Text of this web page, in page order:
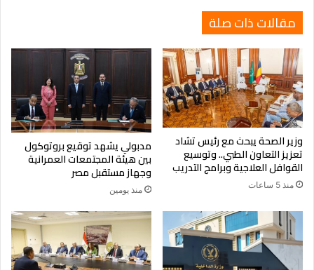
مقالات ذات صلة
وزير الصحة يبحث مع رئيس تشاد
تعزيز التعاون الطبي.. وتوسيع
القوافل العلاجية وبرامج التدريب
منذ 5 ساعات
مدبولي يشهد توقيع بروتوكول
بين هيئة المجتمعات العمرانية
وجهاز مستقبل مصر
منذ يومين